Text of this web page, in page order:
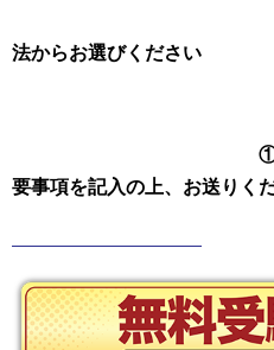
3種類の
法からお選びください
①『無料受験
要事項を記入の上、お送りくだ